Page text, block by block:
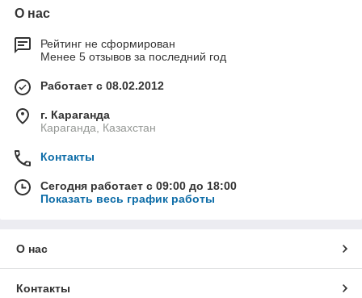
О нас
Рейтинг не сформирован
Менее 5 отзывов за последний год
Работает с 08.02.2012
г. Караганда
Караганда, Казахстан
Контакты
Сегодня работает с 09:00 до 18:00
Показать весь график работы
О нас
Контакты